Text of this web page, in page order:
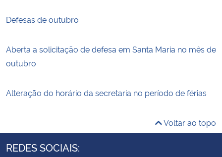
Defesas de outubro
Aberta a solicitação de defesa em Santa Maria no mês de
outubro
Alteração do horário da secretaria no período de férias
Voltar ao topo
REDES SOCIAIS: